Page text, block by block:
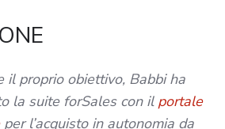
il proprio obiettivo, Babbi ha
la suite forSales con il portale
per l’acquisto in autonomia da